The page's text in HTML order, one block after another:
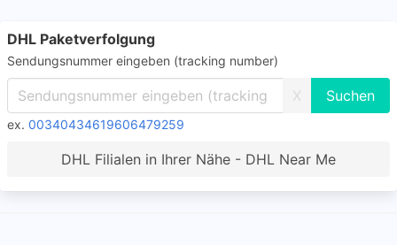
DHL Paketverfolgung
Sendungsnummer eingeben (tracking number)
X
ex. 00340434619606479259
DHL Filialen in Ihrer Nähe - DHL Near Me